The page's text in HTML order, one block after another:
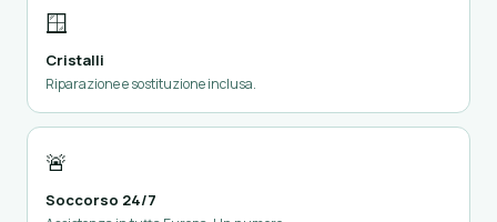
🪟
Cristalli
Riparazione e sostituzione inclusa.
🚨
Soccorso 24/7